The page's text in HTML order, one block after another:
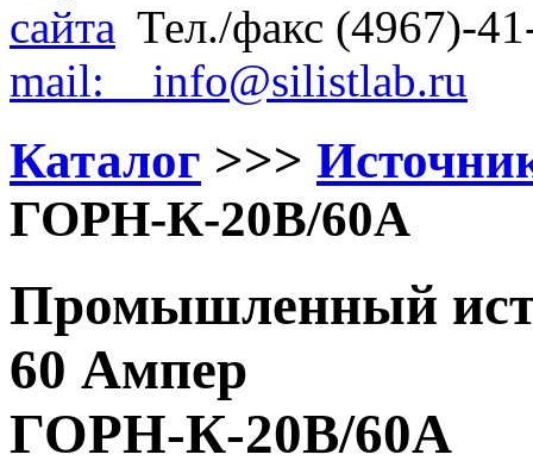
Тел./факс (4967)-
mail: info@silistlab.ru
Каталог >>>
ГОРН-К-20В/60А
Промышленный
60 Ампер
ГОРН-К-20В/60А